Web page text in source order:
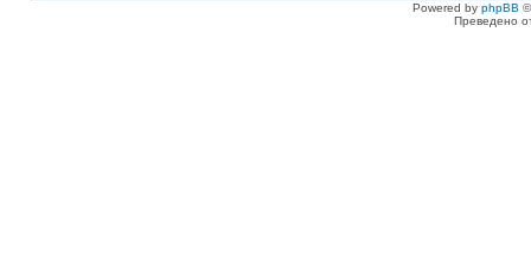
Powered by phpBB
Преведено